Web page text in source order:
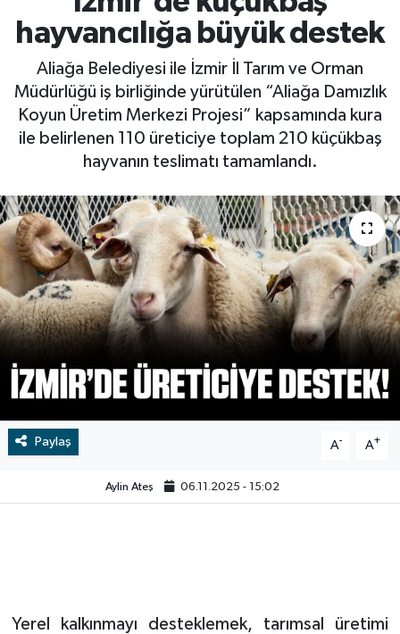
hayvancılığa büyük destek
Aliağa Belediyesi ile İzmir İl Tarım ve Orman
Müdürlüğü iş birliğinde yürütülen “Aliağa Damızlık
Koyun Üretim Merkezi Projesi” kapsamında kura
ile belirlenen 110 üreticiye toplam 210 küçükbaş
hayvanın teslimatı tamamlandı.
Paylaş A- A+
Aylin Ateş 06.11.2025 - 15:02
Yerel kalkınmayı desteklemek, tarımsal üretimi
RESMİ İLAN
BİLİM VE TEKNOLOJİ
RESMİ İLAN
Yaşam
Tarih
Çevre
Dünya
İletişim
Künye
Vefat
Video